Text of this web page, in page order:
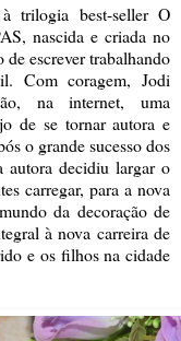
trilogia best-seller O
nascida e criada no
de escrever trabalhando
Com coragem, Jodi
na internet, uma
de se tornar autora e
o grande sucesso dos
autora decidiu largar o
carregar, para a nova
da decoração de
à nova carreira de
e os filhos na cidade